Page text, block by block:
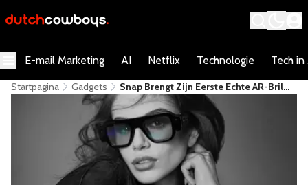
E-mail Marketing AI Netflix Technologie Tech in
Startpagina Gadgets
Snap Brengt Zijn Eerste Echte AR-Bril
Uit: Specs